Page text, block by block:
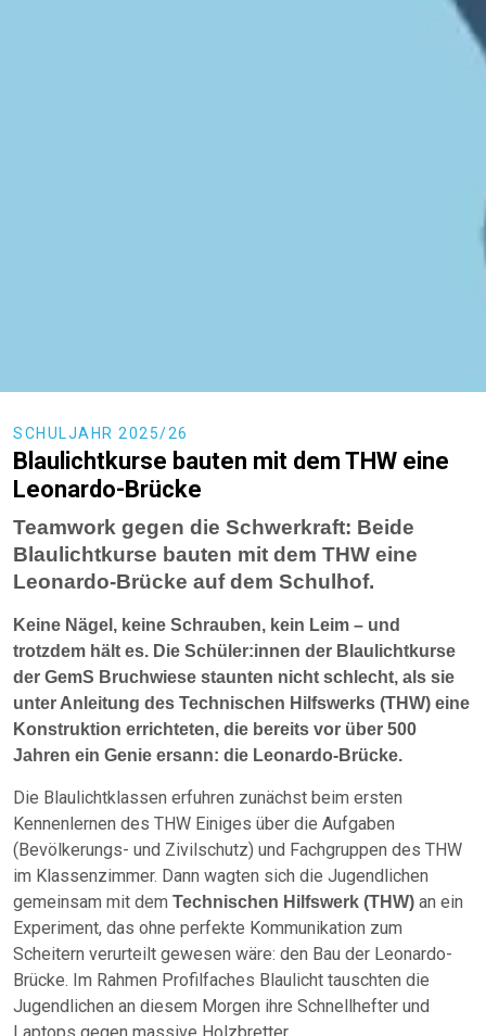
SCHULJAHR 2025/26
Blaulichtkurse bauten mit dem THW eine
Leonardo-Brücke
Teamwork gegen die Schwerkraft: Beide
Blaulichtkurse bauten mit dem THW eine
Leonardo-Brücke auf dem Schulhof.
Keine Nägel, keine Schrauben, kein Leim – und
trotzdem hält es. Die Schüler:innen der Blaulichtkurse
der GemS Bruchwiese staunten nicht schlecht, als sie
unter Anleitung des Technischen Hilfswerks (THW) eine
Konstruktion errichteten, die bereits vor über 500
Jahren ein Genie ersann: die Leonardo-Brücke.
Die Blaulichtklassen erfuhren zunächst beim ersten
Kennenlernen des THW Einiges über die Aufgaben
(Bevölkerungs- und Zivilschutz) und Fachgruppen des THW
im Klassenzimmer. Dann wagten sich die Jugendlichen
gemeinsam mit dem Technischen Hilfswerk (THW) an ein
Experiment, das ohne perfekte Kommunikation zum
Scheitern verurteilt gewesen wäre: den Bau der Leonardo-
Brücke. Im Rahmen Profilfaches Blaulicht tauschten die
Jugendlichen an diesem Morgen ihre Schnellhefter und